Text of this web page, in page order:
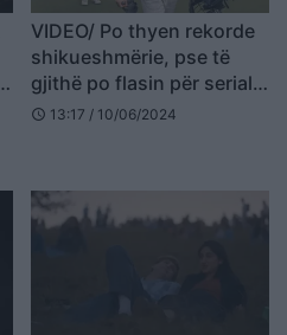
VIDEO/ Po thyen rekorde
shikueshmërie, pse të
gjithë po flasin për serialin
Maxton Hall?
schedule 13:17 / 10/06/2024